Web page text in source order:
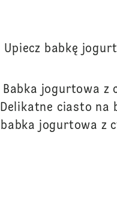
Upiecz babkę
Babka jogurtowa z
Delikatne ciasto na
babka jogurtowa z